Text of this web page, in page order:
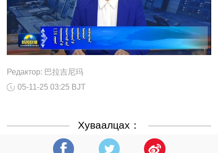
Редактор: 巴拉吉尼玛
05-11-25 03:25 BJT
Хуваалцах：